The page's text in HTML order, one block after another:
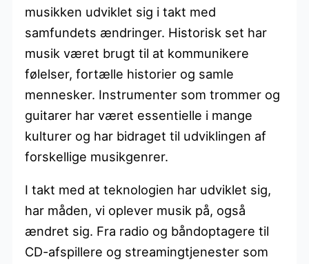
musikken udviklet sig i takt med
samfundets ændringer. Historisk set har
musik været brugt til at kommunikere
følelser, fortælle historier og samle
mennesker. Instrumenter som trommer og
guitarer har været essentielle i mange
kulturer og har bidraget til udviklingen af
forskellige musikgenrer.
I takt med at teknologien har udviklet sig,
har måden, vi oplever musik på, også
ændret sig. Fra radio og båndoptagere til
CD-afspillere og streamingtjenester som